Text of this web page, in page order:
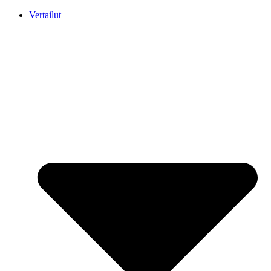
Mene
Vertailut